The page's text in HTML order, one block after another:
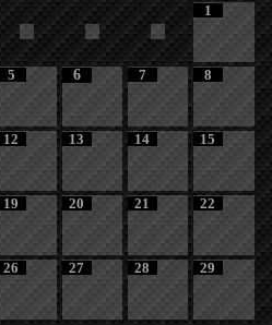
1
5 6 7 8
12 13 14 15
19 20 21 22
26 27 28 29